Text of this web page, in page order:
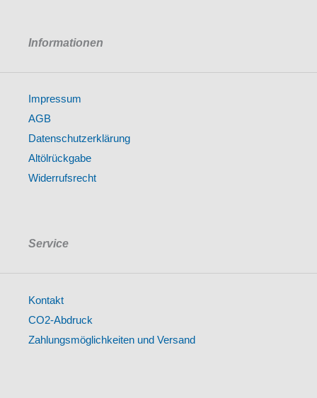
Informationen
Impressum
AGB
Datenschutzerklärung
Altölrückgabe
Widerrufsrecht
Service
Kontakt
CO2-Abdruck
Zahlungsmöglichkeiten und Versand